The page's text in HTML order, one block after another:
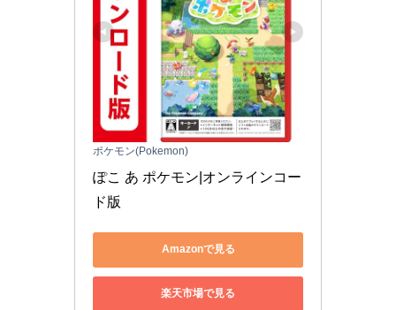
ポケモン(Pokemon)
ぽこ あ ポケモン|オンラインコー
ド版
Amazonで見る
楽天市場で見る